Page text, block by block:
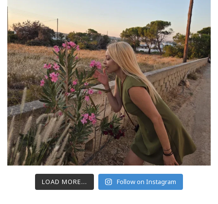
LOAD MORE... Follow on Instagram